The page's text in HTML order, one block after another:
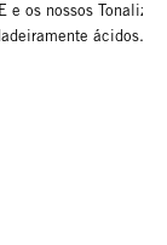
e os nossos
ácidos.